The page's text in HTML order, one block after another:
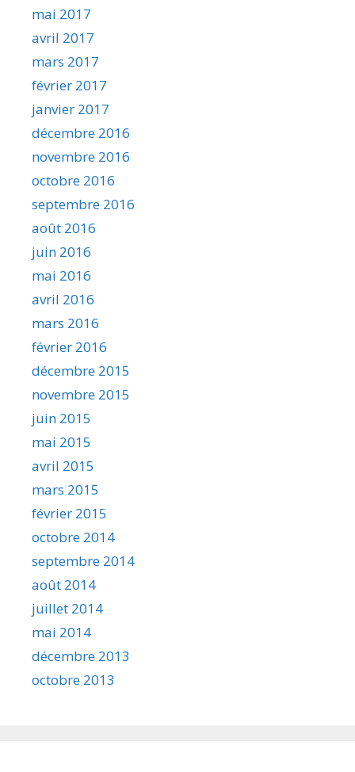
mai 2017
avril 2017
mars 2017
février 2017
janvier 2017
décembre 2016
novembre 2016
octobre 2016
septembre 2016
août 2016
juin 2016
mai 2016
avril 2016
mars 2016
février 2016
décembre 2015
novembre 2015
juin 2015
mai 2015
avril 2015
mars 2015
février 2015
octobre 2014
septembre 2014
août 2014
juillet 2014
mai 2014
décembre 2013
octobre 2013